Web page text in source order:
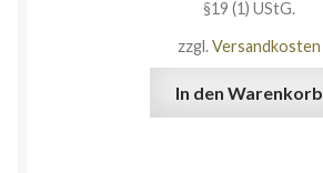
§19 (1) UStG.
zzgl.Versandkosten
In den Warenkorb